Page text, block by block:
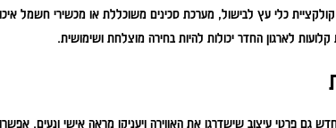
קולקציית כלי עץ לבישול, מערכת סכינים משוכללת או מכשירי חשמל
לארגון החדר יכולות להיות בחירה מוצלחת ושימושית.
עיצוב שישדרגו את האווירה ויעניקו מראה אישי ונעים. אפשרויות